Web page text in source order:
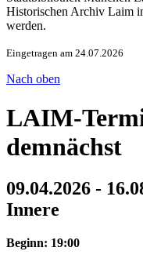
Historischen Archiv Laim
werden.
Eingetragen am 24.07.2026
Nach oben
LAIM-
demnächst
09.04.2026 -
Innere
Beginn: 19:00